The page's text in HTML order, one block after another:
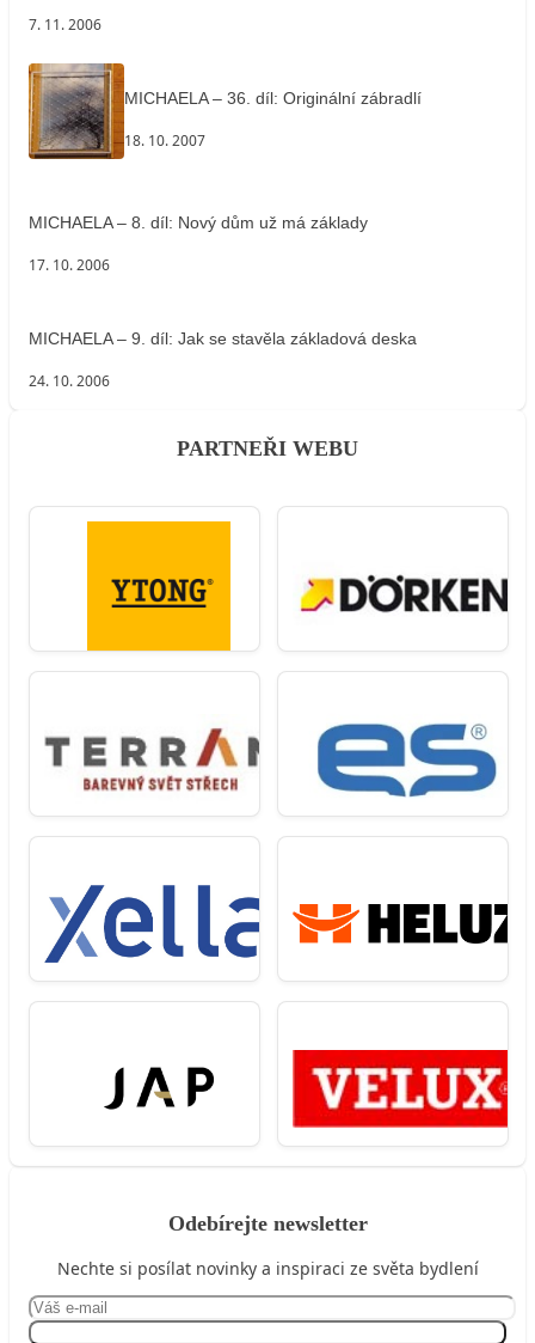
7. 11. 2006
MICHAELA – 36. díl: Originální zábradlí
18. 10. 2007
MICHAELA – 8. díl: Nový dům už má základy
17. 10. 2006
MICHAELA – 9. díl: Jak se stavěla základová deska
24. 10. 2006
PARTNEŘI WEBU
Odebírejte newsletter
Nechte si posílat novinky a inspiraci ze světa bydlení